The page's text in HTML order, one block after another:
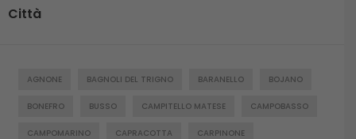
Città
AGNONE BAGNOLI DEL TRIGNO BARANELLO BOJANO
BONEFRO BUSSO CAMPITELLO MATESE CAMPOBASSO
CAMPOMARINO CAPRACOTTA CARPINONE